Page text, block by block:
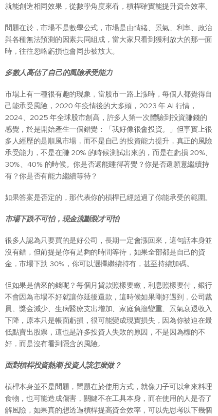
就能創造相同效果，從數學角度來看，槓桿確實能提升資金效率。
問題在於，市場不是數學公式，市場是由情緒、景氣、利率、政治
與各種無法預測的因素共同組成，當大家只看到獲利放大的那一面
時，往往忽略虧損也會同步被放大。
多數人高估了自己的風險承受能力
市場上有一種很有趣的現象，當股市一路上漲時，每個人都覺得自
己能承受風險，2020 年疫情後的大多頭，2023 年 AI 行情，
2024、2025 年全球股市創高，許多人第一次體驗到投資賺錢的
感覺，於是開始產生一個錯覺：「我好像很會投資。」但事實上很
多人經歷的是順風市場，而不是自己的投資能力提升，真正的風險
承受能力，不是在賺 20% 的時候測試出來的，而是在虧損 20%、
30%、40% 的時候。你是否還能睡得著覺？你是否還願意繼續持
有？你是否有能力繼續等待？
如果答案是否定的，那代表你的槓桿已經超過了你能承受的範圍。
市場下跌不可怕，現金流斷裂才可怕
很多人認為只要買的是好公司，長期一定會漲回來，這句話本身並
沒有錯，但前提是你有足夠的時間等待，如果全部都是自己的資
金，市場下跌 30%，你可以選擇繼續持有，甚至持續加碼。
但如果是借來的錢呢？每個月貸款照樣要繳，利息照樣要付，銀行
不會因為市場不好就讓你延後還款，這時候如果剛好遇到，公司裁
員、獎金減少、生病醫療支出增加、家庭負擔變重、景氣衰退收入
下降，原本只是帳面虧損，很可能變成現實損失，因為你被迫在最
低點賣出股票，這也是許多投資人失敗的原因，不是因為標的不
好，而是沒有看到隱含的風險。
面對槓桿投資熱潮 投資人該怎麼做？
槓桿本身並不是問題，問題在於使用方式，就像刀子可以拿來料理
食物，也可能造成傷害，關鍵不在工具本身，而在使用的人是否了
解風險，如果真的想透過槓桿提高資金效率，可以先思考以下幾個